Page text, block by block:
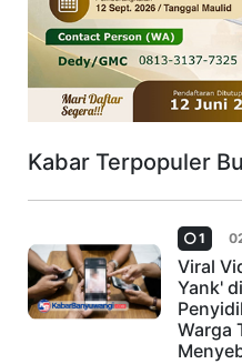
Kabar Terpopuler
1
Viral
Yank'
Warga